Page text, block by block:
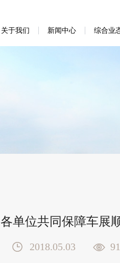
关于我们 新闻中心 综合业
各单位共同保障车展
2018.05.03